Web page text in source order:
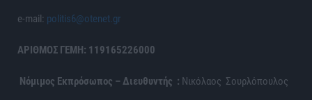
e-mail: politis6@otenet.gr
ΑΡΙΘΜΟΣ ΓΕΜΗ: 119165226000
Νόμιμος Εκπρόσωπος – Διευθυντής : Νικόλαος Σουρλόπουλος